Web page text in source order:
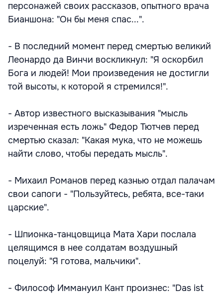
персонажей своих рассказов, опытного врача
Бианшона: "Он бы меня спас...".
- В последний момент перед смертью великий
Леонардо да Винчи воскликнул: "Я оскорбил
Бога и людей! Мои произведения не достигли
той высоты, к которой я стремился!".
- Автор известного высказывания "мысль
изреченная есть ложь" Федор Тютчев перед
смертью сказал: "Какая мука, что не можешь
найти слово, чтобы передать мысль".
- Михаил Романов перед казнью отдал палачам
свои сапоги - "Пользуйтесь, ребята, все-таки
царские".
- Шпионка-танцовщица Мата Хари послала
целящимся в нее солдатам воздушный
поцелуй: "Я готова, мальчики".
- Философ Иммануил Кант произнес: "Das ist